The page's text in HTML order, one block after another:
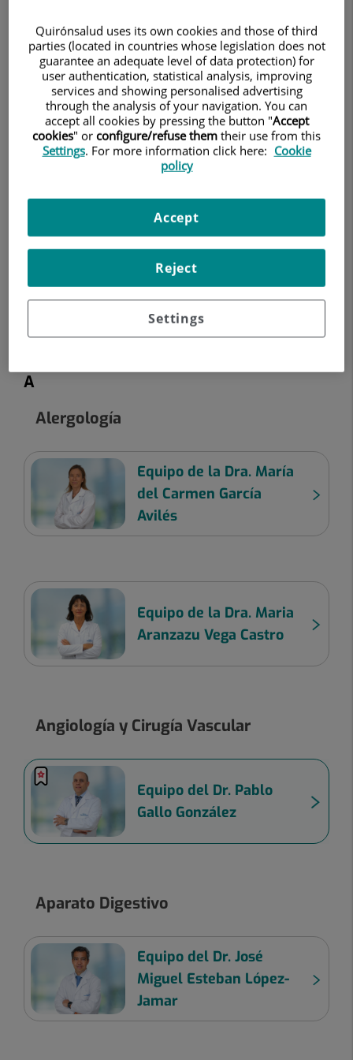
Limpiar
Buscar
Índice de equipos médicos por especialidades
ABCDEFGHIJKLMNÑOPQRSTUVWXYZ
A
Alergología
Equipo de la Dra. María
del Carmen García
Avilés
Equipo de la Dra. Maria
Aranzazu Vega Castro
Angiología y Cirugía Vascular
Equipo del Dr. Pablo
Gallo González
Aparato Digestivo
Equipo del Dr. José
Miguel Esteban López-
Jamar
Quirónsalud uses its own cookies and those of third
parties (located in countries whose legislation does not
guarantee an adequate level of data protection) for
user authentication, statistical analysis, improving
services and showing personalised advertising
through the analysis of your navigation. You can
accept all cookies by pressing the button "Accept
cookies" or configure/refuse them their use from this
Settings. For more information click here: Cookie
policy
Settings
Reject
Accept